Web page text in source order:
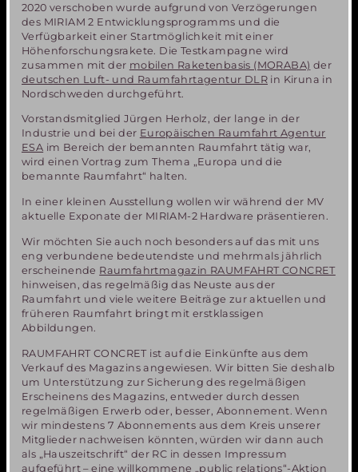
2020 verschoben wurde aufgrund von Verzögerungen
des MIRIAM 2 Entwicklungsprogramms und die
Verfügbarkeit einer Startmöglichkeit mit einer
Höhenforschungsrakete. Die Testkampagne wird
zusammen mit der mobilen Raketenbasis (MORABA) der
deutschen Luft- und Raumfahrtagentur DLR in Kiruna in
Nordschweden durchgeführt.
Vorstandsmitglied Jürgen Herholz, der lange in der
Industrie und bei der Europäischen Raumfahrt Agentur
ESA im Bereich der bemannten Raumfahrt tätig war,
wird einen Vortrag zum Thema „Europa und die
bemannte Raumfahrt“ halten.
In einer kleinen Ausstellung wollen wir während der MV
aktuelle Exponate der MIRIAM-2 Hardware präsentieren.
Wir möchten Sie auch noch besonders auf das mit uns
eng verbundene bedeutendste und mehrmals jährlich
erscheinende Raumfahrtmagazin RAUMFAHRT CONCRET
hinweisen, das regelmäßig das Neuste aus der
Raumfahrt und viele weitere Beiträge zur aktuellen und
früheren Raumfahrt bringt mit erstklassigen
Abbildungen.
RAUMFAHRT CONCRET ist auf die Einkünfte aus dem
Verkauf des Magazins angewiesen. Wir bitten Sie deshalb
um Unterstützung zur Sicherung des regelmäßigen
Erscheinens des Magazins, entweder durch dessen
regelmäßigen Erwerb oder, besser, Abonnement. Wenn
wir mindestens 7 Abonnements aus dem Kreis unserer
Mitglieder nachweisen könnten, würden wir dann auch
als „Hauszeitschrift“ der RC in dessen Impressum
aufgeführt – eine willkommene „public relations“-Aktion